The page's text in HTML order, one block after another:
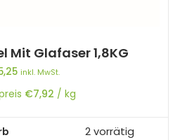
Mit Glafaser 1,8KG
inkl. MwSt.
€7,92 / kg
2 vorrätig